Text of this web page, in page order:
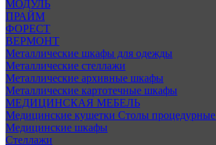
МОДУЛЬ
ПРАЙМ
ФОРЕСТ
ВЕРМОНТ
Металлические шкафы для одежды
Металлические стеллажи
Металлические архивные шкафы
Металлические картотечные шкафы
МЕДИЦИНСКАЯ МЕБЕЛЬ
Медицинские кушетки Столы процедурные
Медицинские шкафы
Стеллажи